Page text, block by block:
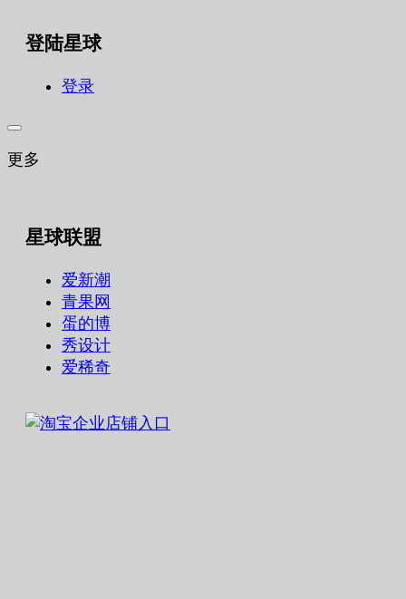
登陆星球
登录
更多
星球联盟
爱新潮
青果网
蛋的博
秀设计
爱稀奇